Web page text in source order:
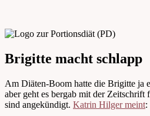
Brigitte macht schlapp
Am Diäten-Boom hatte die Brigitte ja
aber geht es bergab mit der Zeitschrift
sind angekündigt. Katrin Hilger meint: